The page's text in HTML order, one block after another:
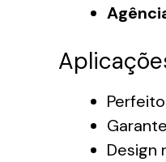
Design